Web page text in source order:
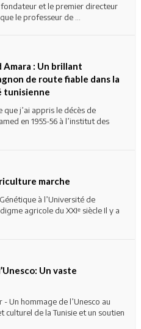
fondateur et le premier directeur
le professeur de ...
Amara : Un brillant
de route fiable dans la
tunisienne
j’ai appris le décès de
en 1955-56 à l’institut des
marche
à l’Université de
agricole du XXIᵉ siècle Il y a
Un vaste
Un hommage de l’Unesco au
de la Tunisie et un soutien